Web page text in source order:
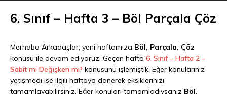
6. Sınıf – Hafta 3 – Böl Parçala Çöz
Merhaba Arkadaşlar, yeni haftamıza Böl, Parçala, Çöz
konusu ile devam ediyoruz. Geçen hafta 6. Sınıf – Hafta 2 –
Sabit mi Değişken mi? konusunu işlemiştik. Eğer konularınız
yetişmedi ise ilgili haftaya dönerek eksiklerinizi
tamamlayabilirsiniz. Eğer konuları tamamladıysanız Böl,